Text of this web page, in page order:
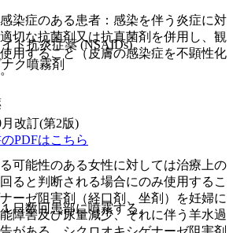
染症のある患者：感染を伴う炎症に対
切な抗菌剤又は抗真菌剤を併用し、観
用すること（皮膚の感染症を不顕性化
可能性のある女性に対しては治療上の
ると判断される場合にのみ使用するこ
ーゼ阻害剤（経口剤、坐剤）を妊婦に
障害及び尿量減少、それに伴う羊水過
ド抗炎症薬 (NSAIDs)
ク噴霧剤
月改訂(第2版)
PDFはこちら
日数回患部に噴霧する。